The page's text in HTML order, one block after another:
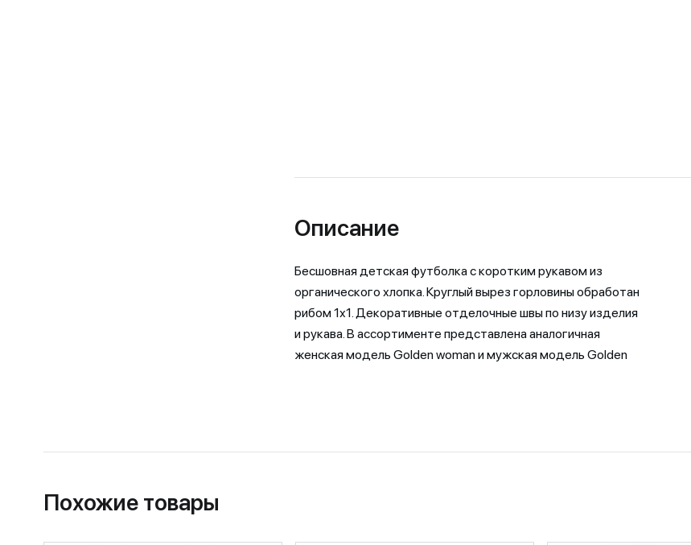
Описание
Бесшовная детская футболка с коротким рукавом из
органического хлопка. Круглый вырез горловины обработан
рибом 1х1. Декоративные отделочные швы по низу изделия
и рукава. В ассортименте представлена аналогичная
женская модель Golden woman и мужская модель Golden
Похожие товары